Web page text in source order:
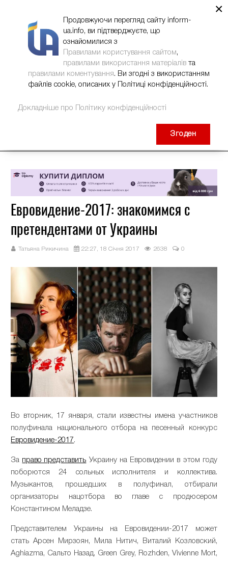
Евровидение-2017: знакомимся с
претендентами от Украины
Татьяна Рикичина 22:27, 18 Січня 2017 2638 0
Во вторник, 17 января, стали известны имена участников
полуфинала национального отбора на песенный конкурс
Евровидение-2017.
За право представить Украину на Евровидении в этом году
поборются 24 сольных исполнителя и коллектива.
Музыкантов, прошедших в полуфинал, отбирали
организаторы нацотбора во главе с продюсером
Константином Меладзе.
Представителем Украины на Евровидении-2017 может
стать Арсен Мирзоян, Мила Нитич, Виталий Козловский,
Aghiazma, Сальто Назад, Green Grey, Rozhden, Vivienne Mort,
×
Продовжуючи перегляд сайту inform-
ua.info, ви підтверджуєте, що
ознайомилися з
Правилами користування сайтом,
правилами використання матеріалів та
правилами коментування. Ви згодні з використанням
файлів cookie, описаних у Політиці конфіденційності.
Докладніше про Політику конфіденційності
Згоден